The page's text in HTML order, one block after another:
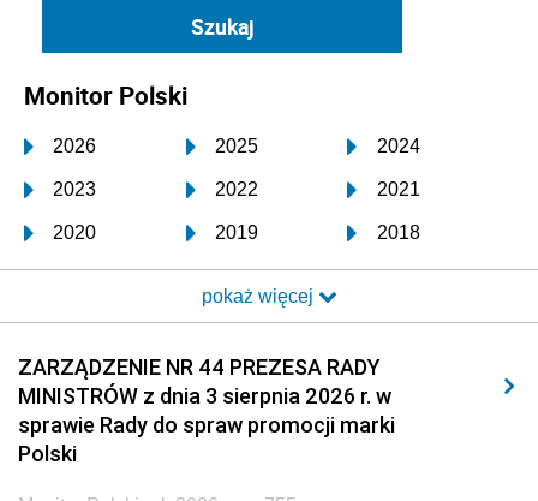
Monitor Polski
2026 2025 2024
2023 2022 2021
2020 2019 2018
2017 2016 2015
2014 2013 2012
2011 2010 2009
2008 2007 2006
2005
pokaż więcej
ZARZĄDZENIE NR 44 PREZESA RADY
MINISTRÓW z dnia 3 sierpnia 2026 r. w
sprawie Rady do spraw promocji marki
Polski